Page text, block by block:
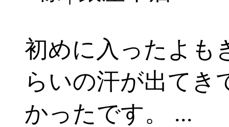
初めに入ったよも
らいの汗が出てき
かったです。 ...